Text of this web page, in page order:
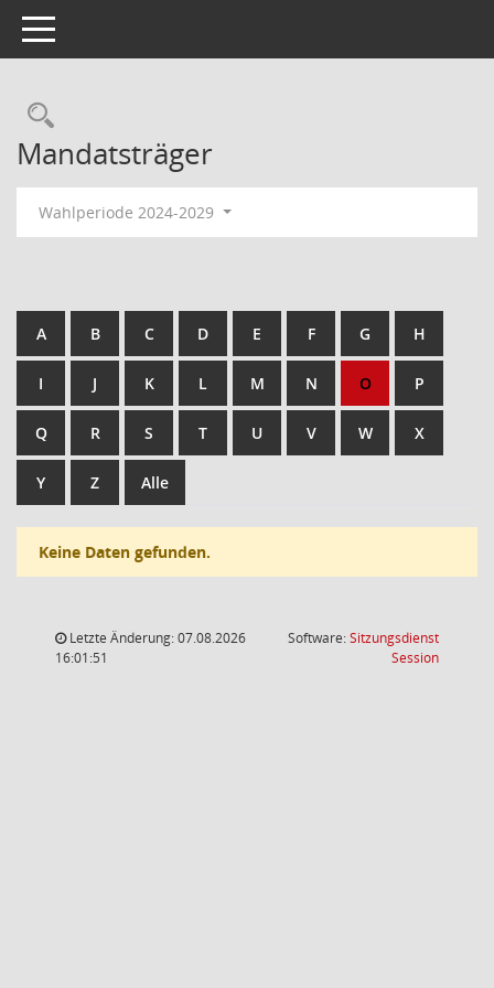
Toggle navigation
Rechercheauswahl
Mandatsträger
Wahlperiode 2024-2029
A B C D E F G H
I J K L M N O P
Q R S T U V W X
Y Z Alle
Keine Daten gefunden.
Letzte Änderung: 07.08.2026
16:01:51
Software:Sitzungsdienst
Session(Wird in